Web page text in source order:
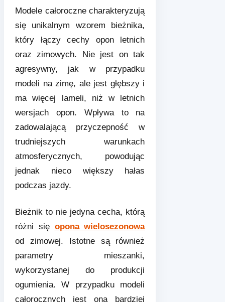
Modele całoroczne charakteryzują
się unikalnym wzorem bieżnika,
który łączy cechy opon letnich
oraz zimowych. Nie jest on tak
agresywny, jak w przypadku
modeli na zimę, ale jest głębszy i
ma więcej lameli, niż w letnich
wersjach opon. Wpływa to na
zadowalającą przyczepność w
trudniejszych warunkach
atmosferycznych, powodując
jednak nieco większy hałas
podczas jazdy.
Bieżnik to nie jedyna cecha, którą
różni się opona wielosezonowa
od zimowej. Istotne są również
parametry mieszanki,
wykorzystanej do produkcji
ogumienia. W przypadku modeli
całorocznych jest ona bardziej